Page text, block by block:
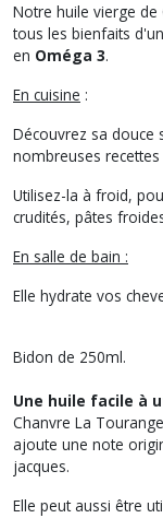
Notre huile vierge
tous les bienfaits
en Oméga 3.
En cuisine :
Découvrez sa douce
nombreuses
Utilisez-la à froid,
crudités, pâtes
En salle de bain :
Elle hydrate vos
Bidon de 250ml.
Une huile facile à
Chanvre La
ajoute une note
jacques.
Elle peut aussi être